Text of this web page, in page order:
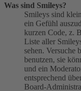
Was sind Smileys?
Smileys sind
ein Gefühl
kurzen Code, z.
Liste aller
sehen. Versuche
benutzen, sie
und ein
entsprechend
Board-